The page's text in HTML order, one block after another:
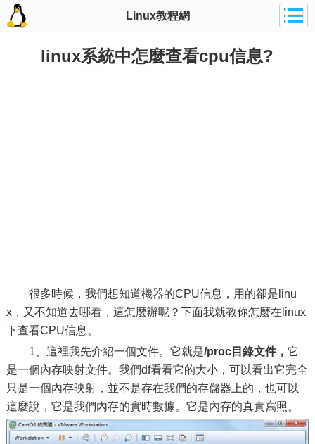
Linux教程網
linux系統中怎麼查看cpu信息?
很多時候，我們想知道機器的CPU信息，用的卻是linu
x，又不知道去哪看，這怎麼辦呢？下面我就教你怎麼在linux
下查看CPU信息。
1、這裡我先介紹一個文件。它就是/proc目錄文件， 它
是一個內存映射文件。我們df看看它的大小，可以看出它完全
只是一個內存映射，並不是存在我們的存儲器上的，也可以
這麼說，它是我們內存的實時數據。它是內存的真實寫照。